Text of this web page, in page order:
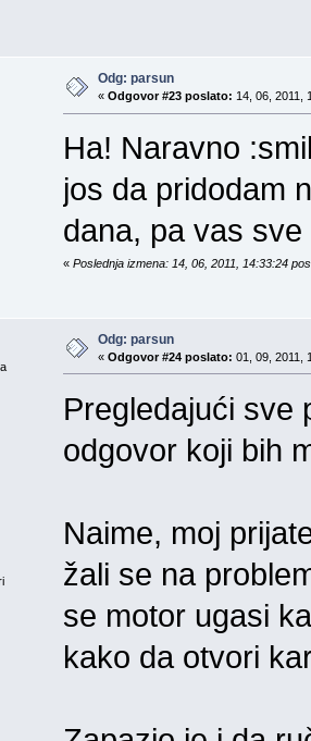
Odg: parsun
« Odgovor #23 poslato: 14, 06, 2011,
Ha! Naravno
jos da pridodam
dana, pa vas
« Poslednja izmena: 14, 06, 2011, 14:33:24
Odg: parsun
« Odgovor #24 poslato: 01, 09, 2011,
Pregledajući sve
odgovor koji bih
Naime, moj
žali se na
se motor ugasi
kako da otvori